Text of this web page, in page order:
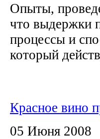
Опыты,
что выдержки
процессы и
который
Красное вино
05 Июня 2008